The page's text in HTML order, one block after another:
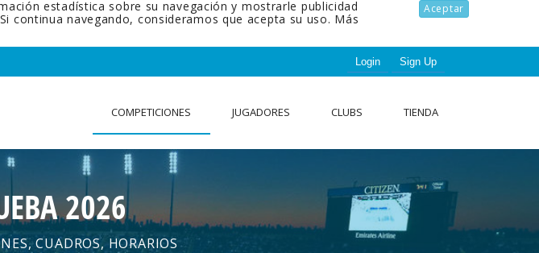
Aceptar
estadística sobre su navegación y mostrarle publicidad
continua navegando, consideramos que acepta su uso. Más
Login Sign Up
COMPETICIONES JUGADORES CLUBS TIENDA
2026
CUADROS, HORARIOS